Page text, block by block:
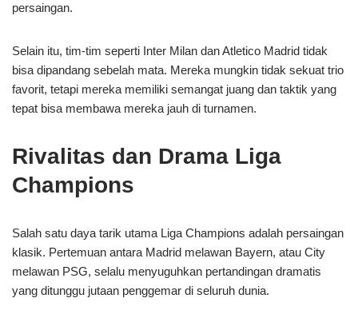
persaingan.
Selain itu, tim-tim seperti Inter Milan dan Atletico Madrid tidak
bisa dipandang sebelah mata. Mereka mungkin tidak sekuat trio
favorit, tetapi mereka memiliki semangat juang dan taktik yang
tepat bisa membawa mereka jauh di turnamen.
Rivalitas dan Drama Liga
Champions
Salah satu daya tarik utama Liga Champions adalah persaingan
klasik. Pertemuan antara Madrid melawan Bayern, atau City
melawan PSG, selalu menyuguhkan pertandingan dramatis
yang ditunggu jutaan penggemar di seluruh dunia.